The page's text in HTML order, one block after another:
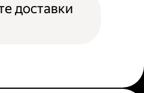
доставки